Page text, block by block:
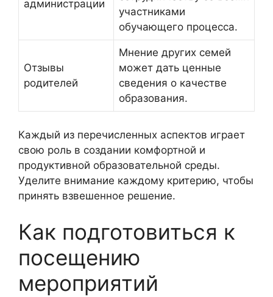
администрации
участниками
обучающего процесса.
Отзывы
родителей
Мнение других семей
может дать ценные
сведения о качестве
образования.
Каждый из перечисленных аспектов играет
свою роль в создании комфортной и
продуктивной образовательной среды.
Уделите внимание каждому критерию, чтобы
принять взвешенное решение.
Как подготовиться к
посещению
мероприятий